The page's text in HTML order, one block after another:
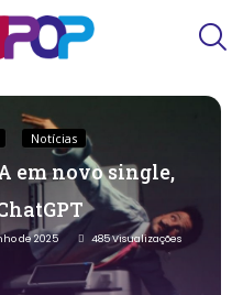
Notícias
em novo single,
de 2025 485Visualizações